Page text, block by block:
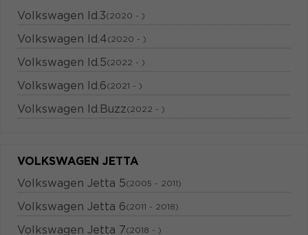
Volkswagen Id.3(2020 - )
Volkswagen Id.4(2020 - )
Volkswagen Id.5(2022 - )
Volkswagen Id.6(2021 - )
Volkswagen Id.Buzz(2022 - )
VOLKSWAGEN JETTA
Volkswagen Jetta 5(2005 - 2011)
Volkswagen Jetta 6(2011 - 2018)
Volkswagen Jetta 7(2018 - )